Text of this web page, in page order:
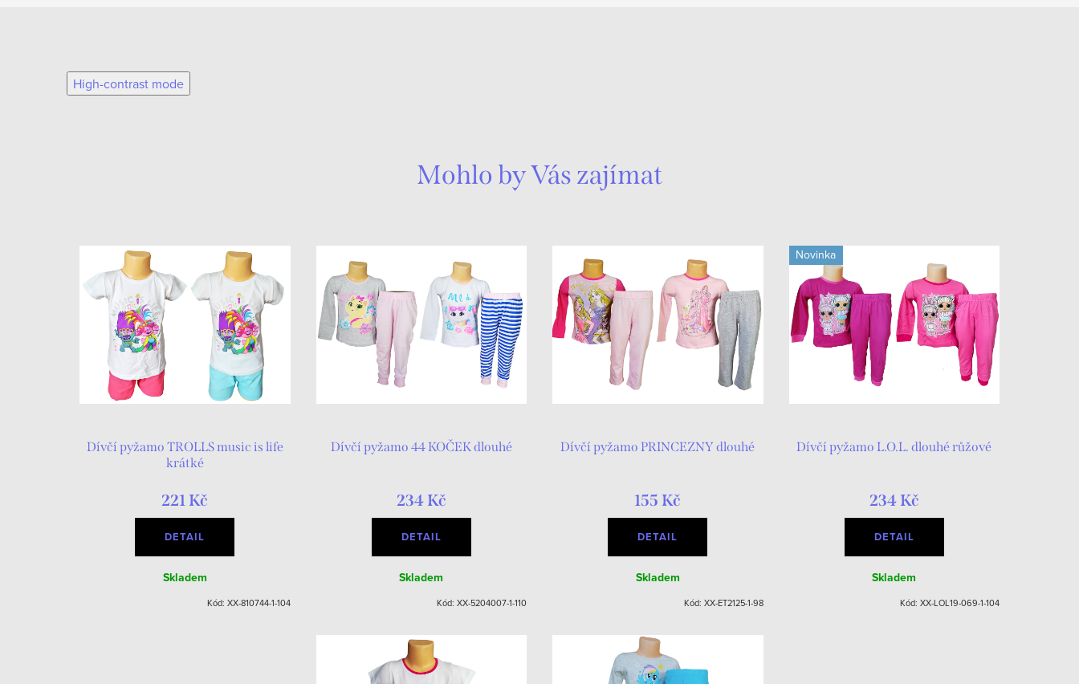
High-contrast mode
Mohlo by Vás zajímat
Dívčí pyžamo TROLLS music is life
krátké
221 Kč
DETAIL
Skladem
Kód: XX-810744-1-104
Dívčí pyžamo 44 KOČEK dlouhé
234 Kč
DETAIL
Skladem
Kód: XX-5204007-1-110
Dívčí pyžamo PRINCEZNY dlouhé
155 Kč
DETAIL
Skladem
Kód: XX-ET2125-1-98
Novinka
Dívčí pyžamo L.O.L. dlouhé růžové
234 Kč
DETAIL
Skladem
Kód: XX-LOL19-069-1-104